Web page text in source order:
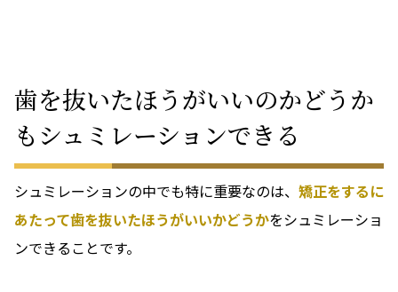
歯を抜いたほうがいいのかどうか
もシュミレーションできる
シュミレーションの中でも特に重要なのは、 矯正をするに
あたって歯を抜いたほうがいいかどうかをシュミレーショ
ンできることです。